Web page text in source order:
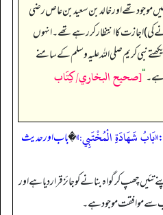
موجود تھے اور خالد بن سعید بن عاص رضی
کی) اجازت کا انتظار کر رہے تھے۔ انہوں
نبی کریم صلی اللہ علیہ وسلم کے سامنے
ہے۔“[صحيح البخاري/كِتَاب
«بَابُ شَهَادَةِ الْمُخْتَبِي:»�باب اور حدیث
تئیں چھپ کر گواہ بنانے کو جائز قرار دیا ہے اور
سے موافقت موجود ہے۔